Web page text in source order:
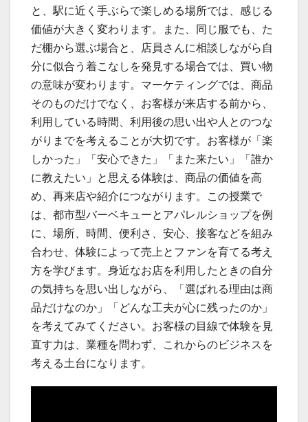
と、駅に近く手ぶらで楽しめる場所では、感じる
価値が大きく変わります。また、同じ服でも、た
だ棚から選ぶ場合と、店員さんに相談しながら自
分に似合う着こなしを発見する場合では、買い物
の意味が変わります。マーケティングでは、商品
そのものだけでなく、お客様が来店する前から、
利用している時間、利用後の思い出や人とのつな
がりまでを考えることが大切です。お客様が「楽
しかった」「安心できた」「また来たい」「誰か
に教えたい」と思える体験は、商品の価値を高
め、再来店や紹介につながります。この授業で
は、都市型バーベキューとアパレルショップを例
に、場所、時間、便利さ、安心、接客などを組み
合わせ、体験によって売上とファンを育てる考え
方を学びます。身近なお店を利用したときの自分
の気持ちを思い出しながら、「選ばれる理由は商
品だけなのか」「どんな工夫が心に残ったのか」
を考えてみてください。お客様の目線で体験を見
直す力は、業種を問わず、これからのビジネスを
考える土台になります。